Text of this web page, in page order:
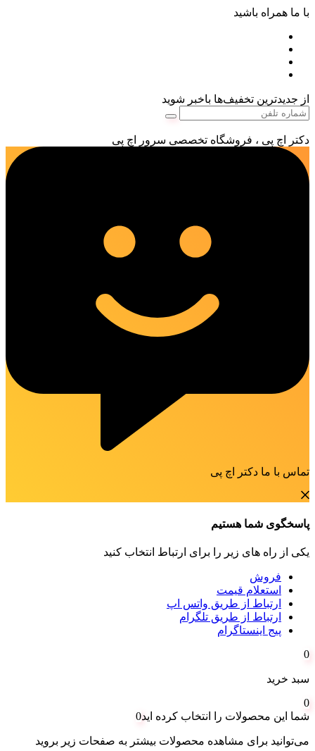
با ما همراه باشید
از جدیدترین تخفیف‌ها باخبر شوید
دکتر اچ پی ، فروشگاه تخصصی سرور اچ پی
تماس با ما دکتر اچ پی
پاسخگوی شما هستیم
یکی از راه های زیر را برای ارتباط انتخاب کنید
فروش
استعلام قیمت
ارتباط از طریق واتس اپ
ارتباط از طریق تلگرام
پیج اینستاگرام
0
سبد خرید
0
شما این محصولات را انتخاب کرده اید0
می‌توانید برای مشاهده محصولات بیشتر به صفحات زیر بروید